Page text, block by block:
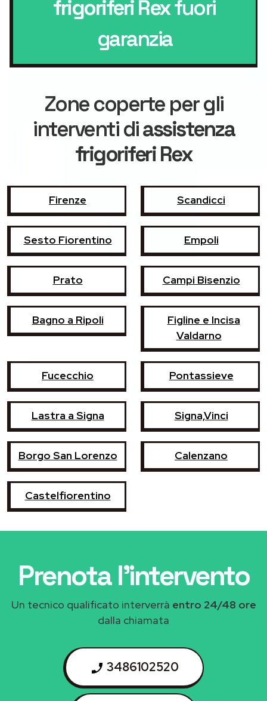
frigoriferi Rexfuori
garanzia
Zone coperte per gli
interventi diassistenza
frigoriferi Rex
Firenze Scandicci
Sesto Fiorentino Empoli
Prato Campi Bisenzio
Bagno a Ripoli
Figline e Incisa
Valdarno
Fucecchio Pontassieve
Lastra a Signa Signa,Vinci
Borgo San Lorenzo Calenzano
Castelfiorentino
Prenota l'intervento
Un tecnico qualificato interverrà entro 24/48 ore
dalla chiamata
3486102520